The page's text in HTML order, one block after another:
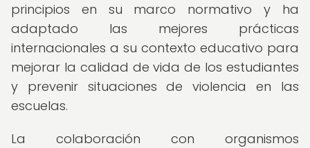
principios en su marco normativo y ha
adaptado las mejores prácticas
internacionales a su contexto educativo para
mejorar la calidad de vida de los estudiantes
y prevenir situaciones de violencia en las
escuelas.
La colaboración con organismos